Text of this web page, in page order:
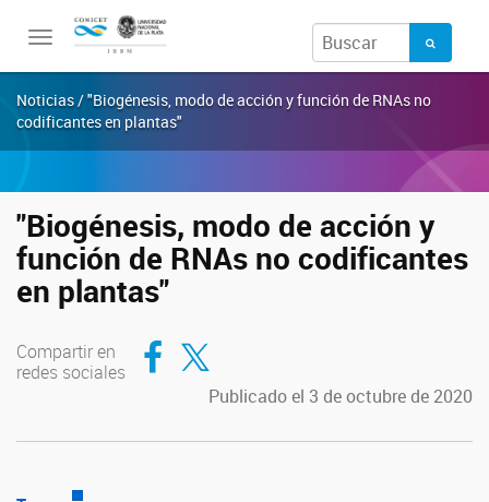
Toggle
Noticias / "Biogénesis, modo de acción y función de RNAs no
codificantes en plantas"
"Biogénesis, modo de acción y
función de RNAs no codificantes
en plantas"
Compartir en
redes sociales
Compartir en Facebook
Compartir en Twitter
Publicado el 3 de octubre de 2020